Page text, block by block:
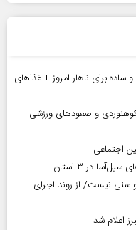
خوشمزه و ساده برای ناهار امروز + غذاهای
و صعودهای ورزشی
اجتماعی
سنی نیست/ از روند اجرای
اعلام شد